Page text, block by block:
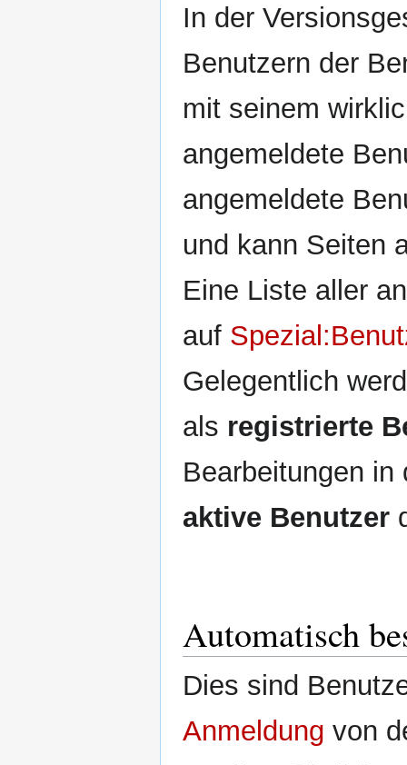
In der
Benutzern der
mit seinem
angemeldete
angemeldete
und kann Seiten
Eine Liste aller
auf
Gelegentlich
als registrierte
Bearbeitungen in
aktive Benutzer
Automatisch
Dies sind
Anmeldung von